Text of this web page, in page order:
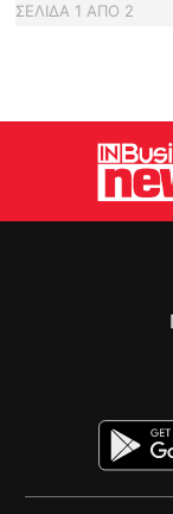
ΣΕΛΙΔΑ 1 ΑΠΟ 2